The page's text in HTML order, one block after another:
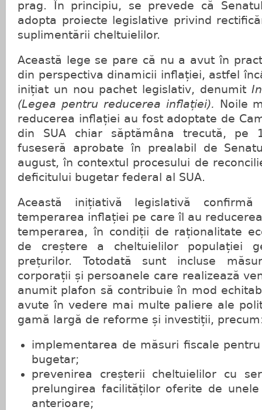
prag. În principiu, se prevede că
adopta proiecte legislative privind
suplimentării cheltuielilor.
Această lege se pare că nu a avut în
din perspectiva dinamicii inflației, astfel
inițiat un nou pachet legislativ, denumit
(Legea pentru reducerea inflației).
Noile
reducerea inflației au fost adoptate de
din SUA chiar săptămâna trecută, pe
fuseseră aprobate în prealabil de
august, în contextul procesului de
deficitului bugetar federal al SUA.
Această inițiativă legislativă
temperarea inflației pe care îl au
temperarea, în condiții de raționalitate
de creștere a cheltuielilor populației
prețurilor. Totodată sunt incluse
corporații și persoanele care realizează
anumit plafon să contribuie în mod
avute în vedere mai multe paliere ale
gamă largă de reforme și investiții,
implementarea de măsuri fiscale
bugetar;
prevenirea creșterii cheltuielilor cu
prelungirea facilităților oferite de
anterioare;